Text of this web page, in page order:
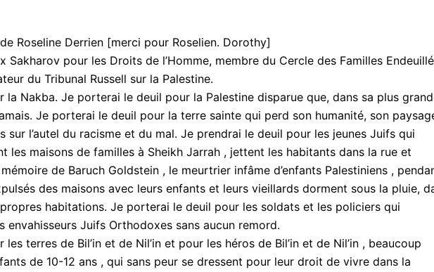
Roseline Derrien [merci pour Roselien. Dorothy]
Sakharov pour les Droits de l’Homme, membre du Cercle des Familles
du Tribunal Russell sur la Palestine.
Nakba. Je porterai le deuil pour la Palestine disparue que, dans sa plus
Je porterai le deuil pour la terre sainte qui perd son humanité, son
sur l’autel du racisme et du mal. Je prendrai le deuil pour les jeunes Juifs qui
les maisons de familles à Sheikh Jarrah , jettent les habitants dans la rue et
de Baruch Goldstein , le meurtrier infâme d’enfants Palestiniens ,
des maisons avec leurs enfants et leurs vieillards dorment sous la pluie,
habitations. Je porterai le deuil pour les soldats et les policiers qui
envahisseurs Juifs Orthodoxes sans aucun remord.
terres de Bil’in et de Nil’in et pour les héros de Bil’in et de Nil’in , beaucoup
de 10-12 ans , qui sans peur se dressent pour leur droit de vivre dans la